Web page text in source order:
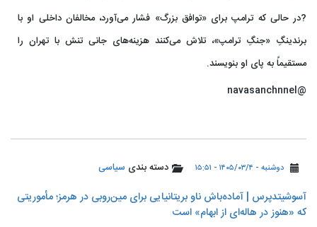
?در حالی که ترامپ برای «توافق بزرگ» فشار می‌آورد، مخالفان داخلی او با
برندینگِ «جنگِ ترامپ»، تلاش می‌کنند هزینه‌های جانی تنش با تهران را
مستقیماً به پای او بنویسند.
@navasanchnnel
دوشنبه - ۱۴۰۵/۰۳/۴ - ۱۵:۵۱ دسته بندی سیاسی
آسوشیتدپرس | آماده‌باش ناو بریتانیایی برای مین‌روبی در هرمز؛ مأموریتی
که «هنوز در هاله‌ای از ابهام» است